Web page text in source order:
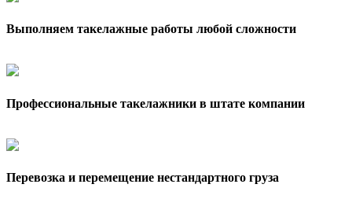
Выполняем такелажные работы любой сложности
Профессиональные такелажники в штате компании
Перевозка и перемещение нестандартного груза